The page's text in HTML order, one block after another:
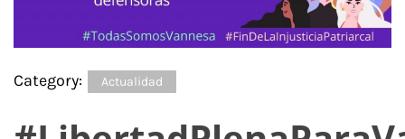
Category: Actualidad